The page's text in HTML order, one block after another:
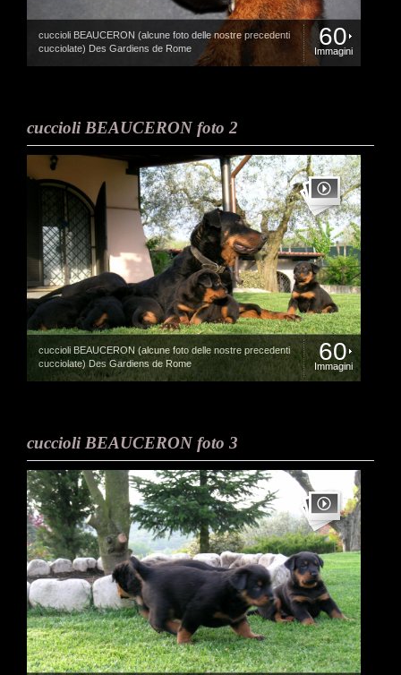
cuccioli BEAUCERON (alcune foto delle nostre precedenti
cucciolate) Des Gardiens de Rome
60
Immagini
cuccioli BEAUCERON foto 2
cuccioli BEAUCERON (alcune foto delle nostre precedenti
cucciolate) Des Gardiens de Rome
60
Immagini
cuccioli BEAUCERON foto 3